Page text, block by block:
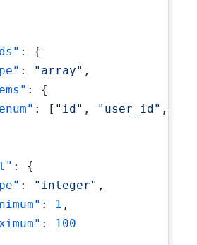
:
{
: "array" ,
:
{
: [ "id" , "user_id" ,
:
{
: "integer" ,
: 1 ,
:
100